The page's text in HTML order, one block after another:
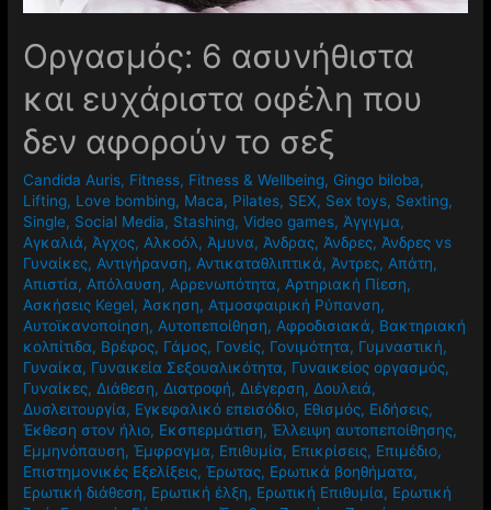
Oργασμός: 6 ασυνήθιστα
και ευχάριστα οφέλη που
δεν αφορούν το σεξ
Candida Auris, Fitness, Fitness & Wellbeing, Gingo biloba,
Lifting, Love bombing, Maca, Pilates, SEX, Sex toys, Sexting,
Single, Social Media, Stashing,Video games,Άγγιγμα,
Αγκαλιά,Άγχος,Αλκοόλ,Άμυνα,Άνδρας,Άνδρες,Άνδρες vs
Γυναίκες,Αντιγήρανση,Αντικαταθλιπτικά,Άντρες,Απάτη,
Απιστία,Απόλαυση,Αρρενωπότητα,Αρτηριακή Πίεση,
Ασκήσεις Kegel,Άσκηση,Ατμοσφαιρική Ρύπανση,
Αυτοϊκανοποίηση,Αυτοπεποίθηση,Αφροδισιακά, Βακτηριακή
κολπίτιδα, Βρέφος, Γάμος, Γονείς, Γονιμότητα, Γυμναστική,
Γυναίκα, Γυναικεία Σεξουαλικότητα, Γυναικείος οργασμός,
Γυναίκες,Διάθεση,Διατροφή,Διέγερση,Δουλειά,
Δυσλειτουργία, Εγκεφαλικό επεισόδιο, Εθισμός, Ειδήσεις,
Έκθεση στον ήλιο, Εκσπερμάτιση,Έλλειψη αυτοπεποίθησης,
Εμμηνόπαυση,Έμφραγμα, Επιθυμία, Επικρίσεις, Επιμέδιο,
Επιστημονικές Εξελίξεις,Έρωτας, Ερωτικά βοηθήματα,
Ερωτική διάθεση, Ερωτική έλξη, Ερωτική Επιθυμία, Ερωτική